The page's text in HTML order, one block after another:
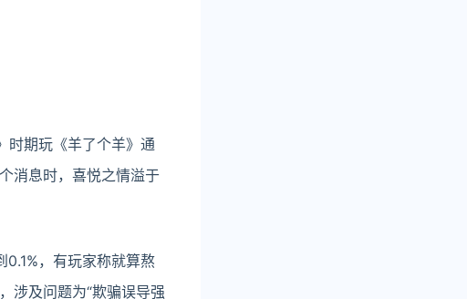
时期玩《羊了个羊》通
消息时，喜悦之情溢于
，有玩家称就算熬
涉及问题为“欺骗误导强